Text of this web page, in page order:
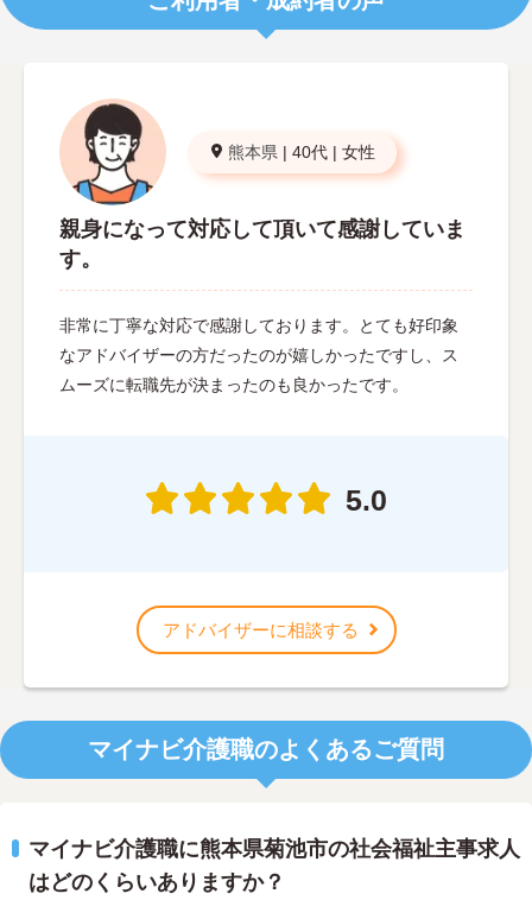
熊本県 | 40代 | 女性
親身になって対応して頂いて感謝していま
す。
非常に丁寧な対応で感謝しております。とても好印象
なアドバイザーの方だったのが嬉しかったですし、ス
ムーズに転職先が決まったのも良かったです。
5.0
アドバイザーに相談する
マイナビ介護職のよくあるご質問
マイナビ介護職に熊本県菊池市の社会福祉主事求人
はどのくらいありますか？